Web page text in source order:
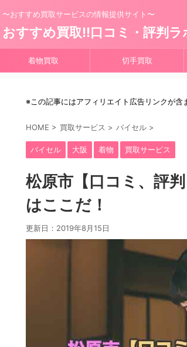
〜おすすめ買取サービスの情報提供サイト〜
おすすめ買取!!口コミ・評判ラ
着物買取 切手買取
※この記事にはアフィリエイト広告リンクが含
HOME > 買取サービス > バイセル >
バイセル 大阪 着物 買取サービス
松原市【口コミ、評
はここだ！
更新日： 2019年8月15日